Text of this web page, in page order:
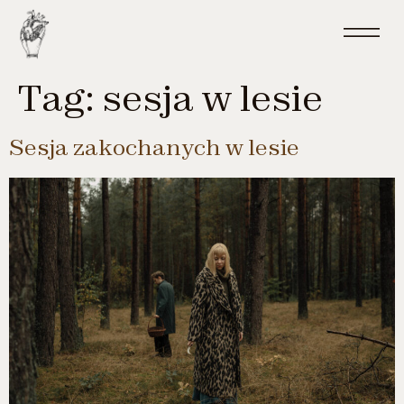
treści
Tag: sesja w lesie
Sesja zakochanych w lesie